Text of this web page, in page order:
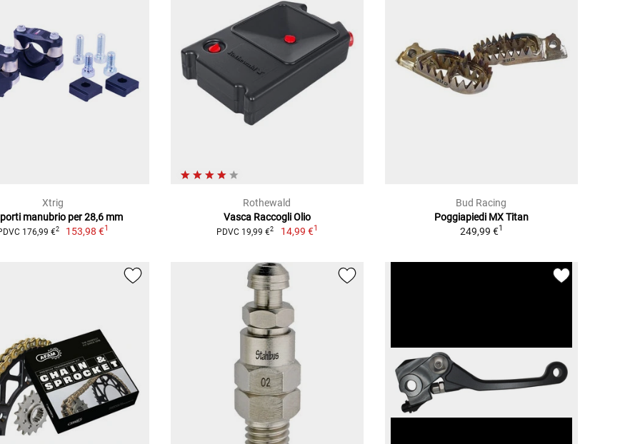
Xtrig
manubrio per 28,6 mm
176,99 €2 153,98 €1
Rothewald
Vasca Raccogli Olio
PDVC 19,99 €2 14,99 €1
Bud Racing
Poggiapiedi MX Titan
249,99 €1